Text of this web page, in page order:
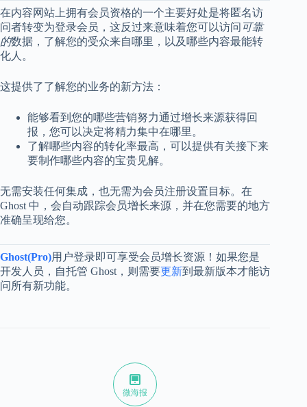
在内容网站上拥有会员资格的一个主要好处是将匿名访
问者转变为登录会员，这反过来意味着您可以访问 可靠
的数据，了解您的受众来自哪里，以及哪些内容最能转
化人。
这提供了了解您的业务的新方法：
能够看到您的哪些营销努力通过增长来源获得回
报，您可以决定将精力集中在哪里。
了解哪些内容的转化率最高，可以提供有关接下来
要制作哪些内容的宝贵见解。
无需安装任何集成，也无需为会员注册设置目标。在
Ghost 中，会自动跟踪会员增长来源，并在您需要的地方
准确呈现给您。
Ghost(Pro)用户登录即可享受会员增长资源！如果您是
开发人员，自托管 Ghost，则需要更新到最新版本才能访
问所有新功能。
微海报